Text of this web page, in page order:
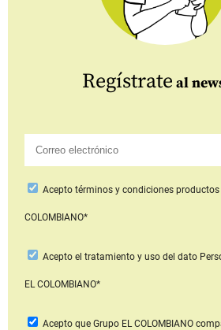
Regístrate al
Aceptotérminos y condiciones
COLOMBIANO*
Acepto el tratamiento y uso del dato
EL COLOMBIANO*
Acepto que Grupo EL COLOMBIANO